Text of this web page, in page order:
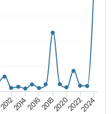
2012201420162018202020222024